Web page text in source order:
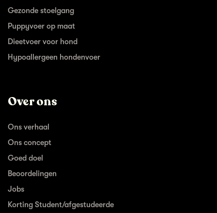
Gezonde stoelgang
Puppyvoer op maat
Dieetvoer voor hond
Hypoallergeen hondenvoer
Over ons
Ons verhaal
Ons concept
Goed doel
Beoordelingen
Jobs
Korting Student/afgestudeerde